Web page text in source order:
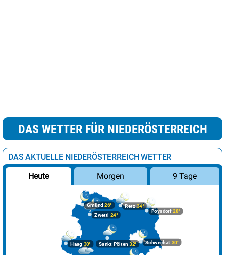
DAS WETTER FÜR NIEDERÖSTERREICH
DAS AKTUELLE NIEDERÖSTERREICH WETTER
Heute Morgen 9 Tage
Sankt Pölten 32°
Zwettl 24°
Gmünd 26°
Poysdorf28°
Retz34°
Schwechat 30°
Haag30°